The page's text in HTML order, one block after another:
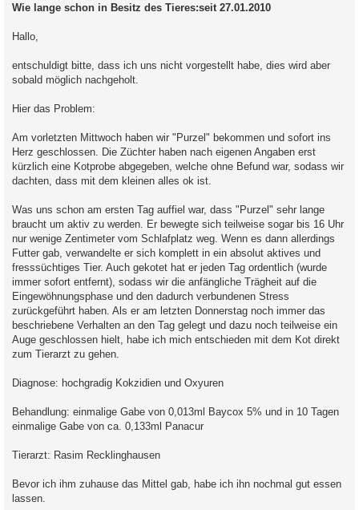
Wie lange schon in Besitz des Tieres:seit 27.01.2010
Hallo,
entschuldigt bitte, dass ich uns nicht vorgestellt habe, dies wird aber
sobald möglich nachgeholt.
Hier das Problem:
Am vorletzten Mittwoch haben wir "Purzel" bekommen und sofort ins
Herz geschlossen. Die Züchter haben nach eigenen Angaben erst
kürzlich eine Kotprobe abgegeben, welche ohne Befund war, sodass wir
dachten, dass mit dem kleinen alles ok ist.
Was uns schon am ersten Tag auffiel war, dass "Purzel" sehr lange
braucht um aktiv zu werden. Er bewegte sich teilweise sogar bis 16 Uhr
nur wenige Zentimeter vom Schlafplatz weg. Wenn es dann allerdings
Futter gab, verwandelte er sich komplett in ein absolut aktives und
fresssüchtiges Tier. Auch gekotet hat er jeden Tag ordentlich (wurde
immer sofort entfernt), sodass wir die anfängliche Trägheit auf die
Eingewöhnungsphase und den dadurch verbundenen Stress
zurückgeführt haben. Als er am letzten Donnerstag noch immer das
beschriebene Verhalten an den Tag gelegt und dazu noch teilweise ein
Auge geschlossen hielt, habe ich mich entschieden mit dem Kot direkt
zum Tierarzt zu gehen.
Diagnose: hochgradig Kokzidien und Oxyuren
Behandlung: einmalige Gabe von 0,013ml Baycox 5% und in 10 Tagen
einmalige Gabe von ca. 0,133ml Panacur
Tierarzt: Rasim Recklinghausen
Bevor ich ihm zuhause das Mittel gab, habe ich ihn nochmal gut essen
lassen.